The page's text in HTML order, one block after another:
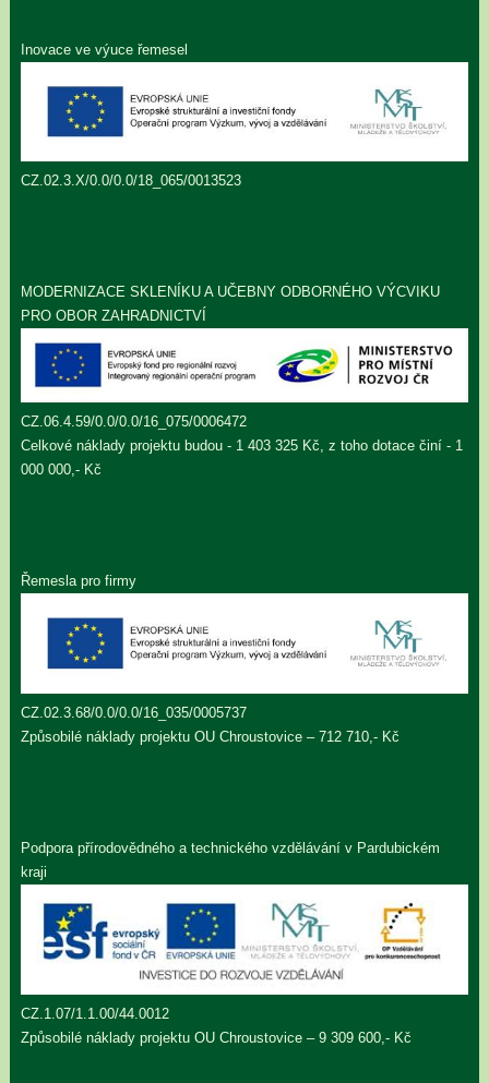
Inovace ve výuce řemesel
CZ.02.3.X/0.0/0.0/18_065/0013523
MODERNIZACE SKLENÍKU A UČEBNY ODBORNÉHO VÝCVIKU
PRO OBOR ZAHRADNICTVÍ
CZ.06.4.59/0.0/0.0/16_075/0006472
Celkové náklady projektu budou - 1 403 325 Kč, z toho dotace činí - 1
000 000,- Kč
Řemesla pro firmy
CZ.02.3.68/0.0/0.0/16_035/0005737
Způsobilé náklady projektu OU Chroustovice – 712 710,- Kč
Podpora přírodovědného a technického vzdělávání v Pardubickém
kraji
CZ.1.07/1.1.00/44.0012
Způsobilé náklady projektu OU Chroustovice – 9 309 600,- Kč